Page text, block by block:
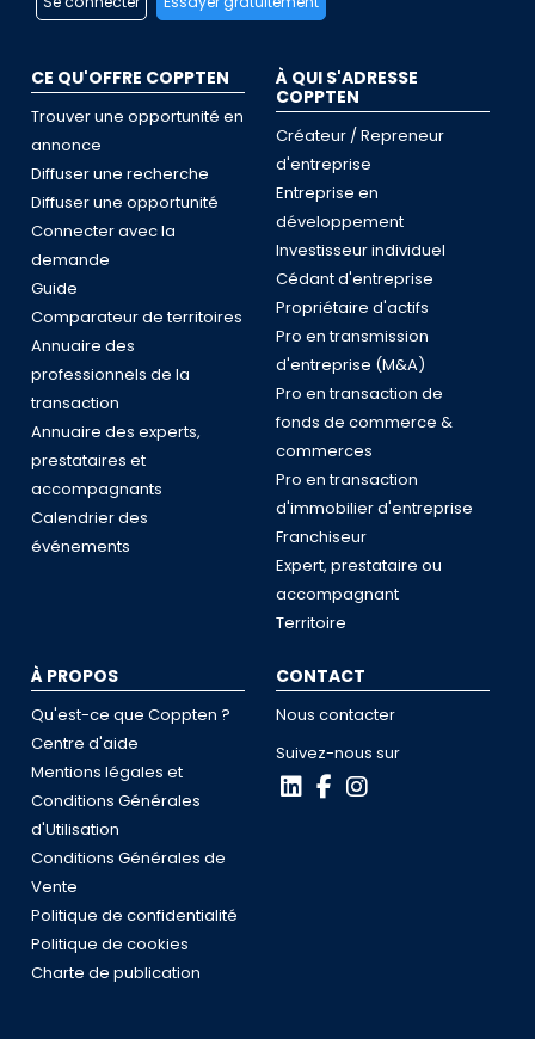
CE QU'OFFRE COPPTEN
Trouver une opportunité en
annonce
Diffuser une recherche
Diffuser une opportunité
Connecter avec la
demande
Guide
Comparateur de territoires
Annuaire des
professionnels de la
transaction
Annuaire des experts,
prestataires et
accompagnants
Calendrier des
événements
À QUI S'ADRESSE
COPPTEN
Créateur / Repreneur
d'entreprise
Entreprise en
développement
Investisseur individuel
Cédant d'entreprise
Propriétaire d'actifs
Pro en transmission
d'entreprise (M&A)
Pro en transaction de
fonds de commerce &
commerces
Pro en transaction
d'immobilier d'entreprise
Franchiseur
Expert, prestataire ou
accompagnant
Territoire
À PROPOS
Qu'est-ce que Coppten ?
Centre d'aide
Mentions légales et
Conditions Générales
d'Utilisation
Conditions Générales de
Vente
Politique de confidentialité
Politique de cookies
Charte de publication
CONTACT
Nous contacter
Suivez-nous sur